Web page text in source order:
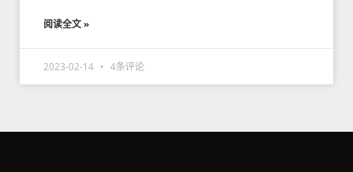
阅读全文 »
2023-02-14 4条评论